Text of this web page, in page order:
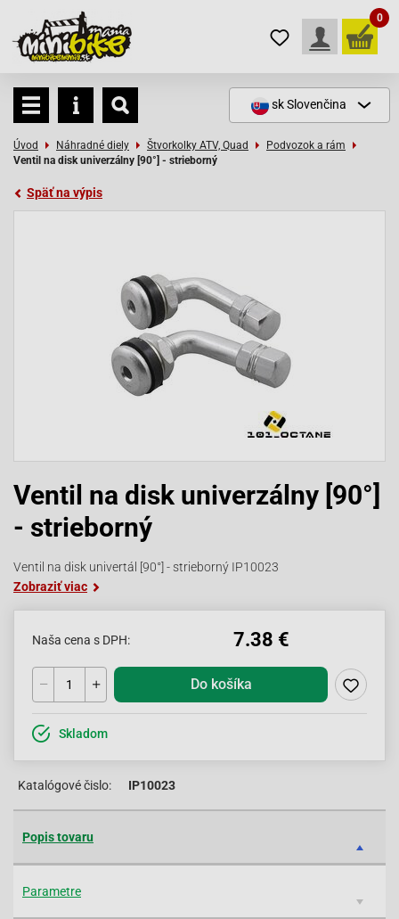
0
skSlovenčina
Úvod Náhradné diely Štvorkolky ATV, Quad
Podvozok a rám
Ventil na disk univerzálny [90°] - strieborný
Späť na výpis
Ventil na disk univerzálny [90°]
- strieborný
Ventil na disk univertál [90°] - strieborný IP10023
Zobraziť viac
Naša cena s DPH: 7.38 €
Do košíka
Skladom
Katalógové čislo: IP10023
Popis tovaru
Parametre